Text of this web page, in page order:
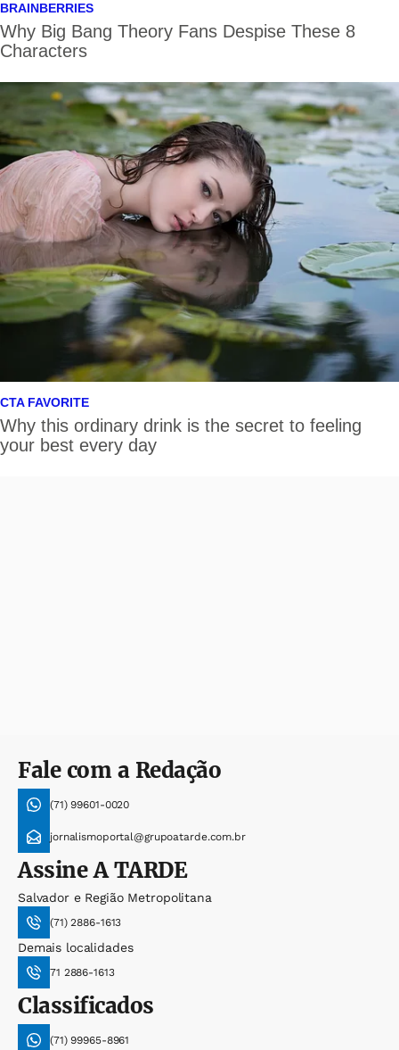
Fale com a Redação
(71) 99601-0020
jornalismoportal@grupoatarde.com.br
AssineA TARDE
Salvador e Região Metropolitana
(71) 2886-1613
Demais localidades
71 2886-1613
Classificados
(71) 99965-8961